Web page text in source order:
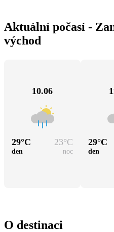
Aktuální počasí -
východ
10.06
29°C 23°C
den noc
29°C
den
O destinaci